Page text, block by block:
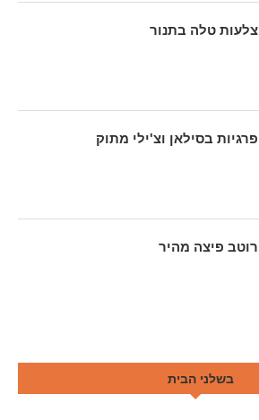
צלעות טלה בתנור
פרגיות בסילאן וצ'ילי מתוק
רוטב פיצה מהיר
בשלני הבית